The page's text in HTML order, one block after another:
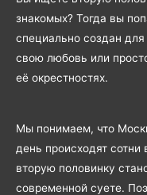
знакомых? Тогда вы
специально создан
свою любовь или
её окрестностях.
Мы понимаем, что
день происходят сотни
вторую половинку
современной суете.